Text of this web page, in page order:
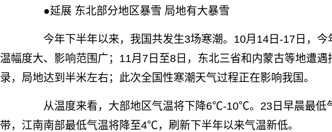
●延展 东北部分地区暴雪 局地有大暴雪
今年下半年以来，我国共发生3场寒潮。10月14日-17日，今
温幅度大、影响范围广；11月7日至8日，东北三省和内蒙古等地遭
录，局地达到半米左右；此次全国性寒潮天气过程正在影响我国。
从温度来看，大部地区气温将下降6℃-10℃。23日早晨最低
带，江南南部最低气温将降至4℃，刷新下半年以来气温新低。